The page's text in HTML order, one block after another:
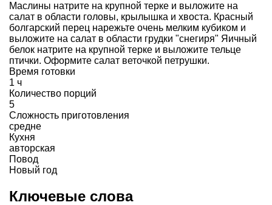
Маслины натрите на крупной терке и выложите на
салат в области головы, крылышка и хвоста. Красный
болгарский перец нарежьте очень мелким кубиком и
выложите на салат в области грудки "снегиря" Яичный
белок натрите на крупной терке и выложите тельце
птички. Оформите салат веточкой петрушки.
Время готовки
1 ч
Количество порций
5
Сложность приготовления
средне
Кухня
авторская
Повод
Новый год
Ключевые слова